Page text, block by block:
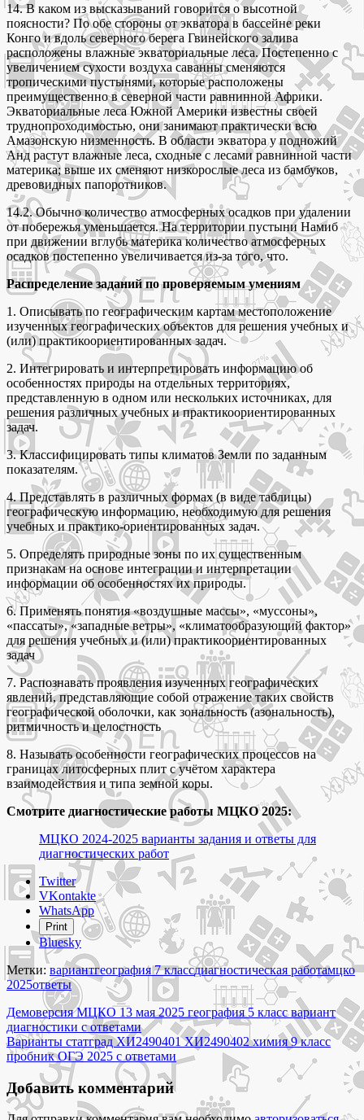
14. В каком из высказываний говорится о высотной
поясности? По обе стороны от экватора в бассейне реки
Конго и вдоль северного берега Гвинейского залива
расположены влажные экваториальные леса. Постепенно с
увеличением сухости воздуха саванны сменяются
тропическими пустынями, которые расположены
преимущественно в северной части равнинной Африки.
Экваториальные леса Южной Америки известны своей
труднопроходимостью, они занимают практически всю
Амазонскую низменность. В области экватора у подножий
Анд растут влажные леса, сходные с лесами равнинной части
материка; выше их сменяют низкорослые леса из бамбуков,
древовидных папоротников.
14.2. Обычно количество атмосферных осадков при удалении
от побережья уменьшается. На территории пустыни Намиб
при движении вглубь материка количество атмосферных
осадков постепенно увеличивается из-за того, что.
Распределение заданий по проверяемым умениям
1. Описывать по географическим картам местоположение
изученных географических объектов для решения учебных и
(или) практикоориентированных задач.
2. Интегрировать и интерпретировать информацию об
особенностях природы на отдельных территориях,
представленную в одном или нескольких источниках, для
решения различных учебных и практикоориентированных
задач.
3. Классифицировать типы климатов Земли по заданным
показателям.
4. Представлять в различных формах (в виде таблицы)
географическую информацию, необходимую для решения
учебных и практико-ориентированных задач.
5. Определять природные зоны по их существенным
признакам на основе интеграции и интерпретации
информации об особенностях их природы.
6. Применять понятия «воздушные массы», «муссоны»,
«пассаты», «западные ветры», «климатообразующий фактор»
для решения учебных и (или) практикоориентированных
задач
7. Распознавать проявления изученных географических
явлений, представляющие собой отражение таких свойств
географической оболочки, как зональность (азональность),
ритмичность и целостность
8. Называть особенности географических процессов на
границах литосферных плит с учётом характера
взаимодействия и типа земной коры.
Смотрите диагностические работы МЦКО 2025:
МЦКО 2024-2025 варианты задания и ответы для
диагностических работ
Share
the
post
"Демоверсия
МЦКО
14
мая
2025
география
7
класс
вариант
диагностики
ответами"
Twitter
VKontakte
WhatsApp
Print
Bluesky
Метки: вариантгеография 7 классдиагностическая работамцко
2025ответы
Навигация
по
записям
Демоверсия МЦКО 13 мая 2025 география 5 класс вариант
диагностики с ответами
Варианты статград ХИ2490401 ХИ2490402 химия 9 класс
пробник ОГЭ 2025 с ответами
Добавить комментарий